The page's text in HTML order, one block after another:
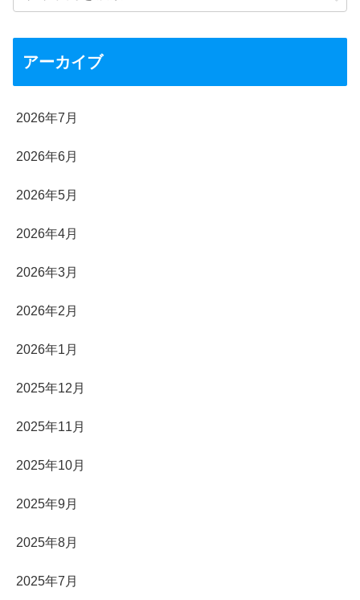
アーカイブ
2026年7月
2026年6月
2026年5月
2026年4月
2026年3月
2026年2月
2026年1月
2025年12月
2025年11月
2025年10月
2025年9月
2025年8月
2025年7月